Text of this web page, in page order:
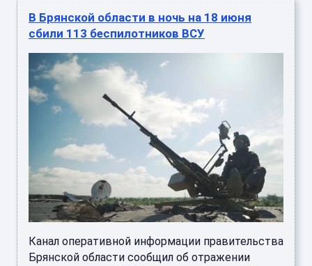
В Брянской области в ночь на 18 июня
сбили 113 беспилотников ВСУ
Канал оперативной информации правительства
Брянской области сообщил об отражении